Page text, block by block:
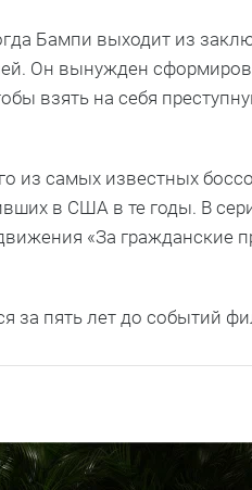
Бампи выходит из
Он вынужден
взять на себя
из самых известных
в США в те годы. В
«За гражданские
за пять лет до событий